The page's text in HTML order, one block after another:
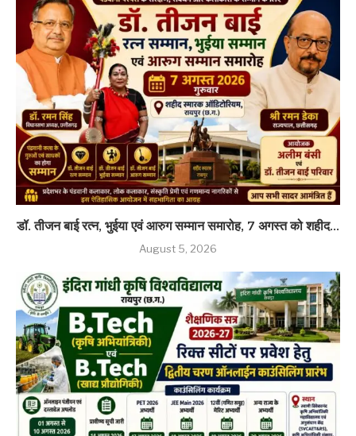
डॉ. तीजन बाई रत्न, भुईया एवं आरुग सम्मान समारोह, 7 अगस्त को शहीद...
August 5, 2026